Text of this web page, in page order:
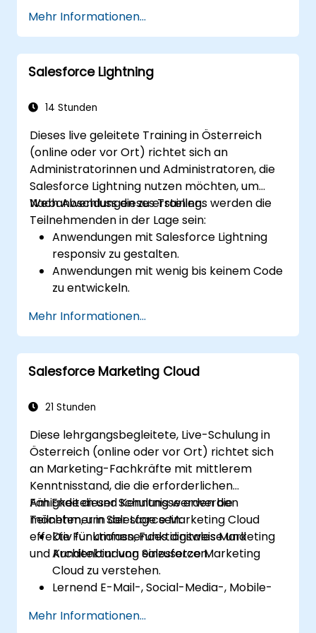
Mehr Informationen...
Salesforce Lightning
14 Stunden
Dieses live geleitete Training in Österreich
(online oder vor Ort) richtet sich an
Administratorinnen und Administratoren, die
Salesforce Lightning nutzen möchten, um
Webanwendungen zu erstellen.
Nach Abschluss dieses Trainings werden die
Teilnehmenden in der Lage sein:
Anwendungen mit Salesforce Lightning
responsiv zu gestalten.
Anwendungen mit wenig bis keinem Code
zu entwickeln.
neu zu erstellen.
Mehr Informationen...
Salesforce Marketing Cloud
21 Stunden
Diese lehrgangsbegleitete, Live-Schulung in
Österreich (online oder vor Ort) richtet sich
an Marketing-Fachkräfte mit mittlerem
Kenntnisstand, die die erforderlichen
Fähigkeiten und Kenntnisse erwerben
möchten, um Salesforce Marketing Cloud
effektiv für umfassendes digitales Marketing
und Kundenbindung einzusetzen.
Am Ende dieser Schulung werden die
Teilnehmer in der Lage sein:
Die Funktionen, Funktionsweise und
Architektur von Salesforce Marketing
Cloud zu verstehen.
Lernend E-Mail-, Social-Media-, Mobile-
Cloud zu erstellen, zu verwalten und zu
Mehr Informationen...